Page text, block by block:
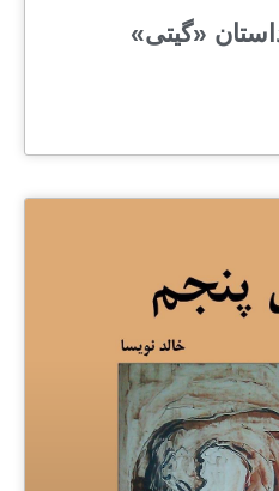
«گیتی»